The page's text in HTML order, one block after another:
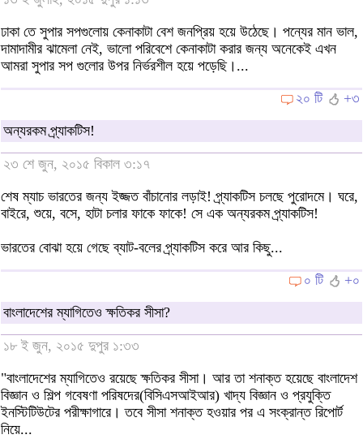
ঢাকা তে সুপার সপগুলোয় কেনাকাটা বেশ জনপ্রিয় হয়ে উঠেছে। পন্যের মান ভাল,
দামাদামীর ঝামেলা নেই, ভালো পরিবেশে কেনাকাটা করার জন্য অনেকেই এখন
আমরা সুপার সপ গুলোর উপর নির্ভরশীল হয়ে পড়েছি।...
২০ টি
+৩
অন্যরকম প্র্যাকটিস!
২৩ শে জুন, ২০১৫ বিকাল ৩:১৭
শেষ ম্যাচ ভারতের জন্য ইজ্জত বাঁচানোর লড়াই! প্র্যাকটিস চলছে পুরোদমে। ঘরে,
বাইরে, শুয়ে, বসে, হাটা চলার ফাকে ফাকে! সে এক অন্যরকম প্র্যাকটিস!
ভারতের বোঝা হয়ে গেছে ব্যাট-বলের প্র্যাকটিস করে আর কিছু...
০ টি
+০
বাংলাদেশের ম্যাগিতেও ক্ষতিকর সীসা?
১৮ ই জুন, ২০১৫ দুপুর ১:৩৩
"বাংলাদেশের ম্যাগিতেও রয়েছে ক্ষতিকর সীসা। আর তা শনাক্ত হয়েছে বাংলাদেশ
বিজ্ঞান ও শিল্প গবেষণা পরিষদের(বিসিএসআইআর) খাদ্য বিজ্ঞান ও প্রযুক্তি
ইনস্টিটিউটের পরীক্ষাগারে। তবে সীসা শনাক্ত হওয়ার পর এ সংক্রান্ত রিপোর্ট
নিয়ে...